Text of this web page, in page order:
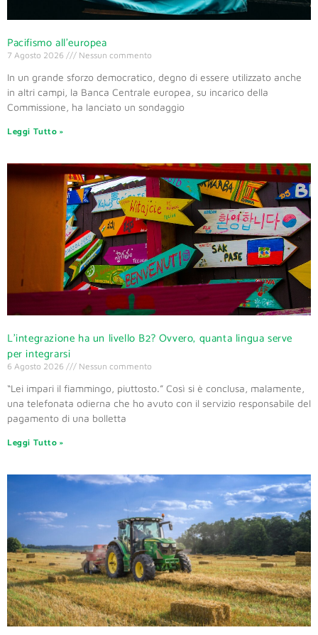
Pacifismo all’europea
7 Agosto 2026 Nessun commento
In un grande sforzo democratico, degno di essere utilizzato anche
in altri campi, la Banca Centrale europea, su incarico della
Commissione, ha lanciato un sondaggio
Leggi Tutto »
L’integrazione ha un livello B2? Ovvero, quanta lingua serve
per integrarsi
6 Agosto 2026 Nessun commento
“Lei impari il fiammingo, piuttosto.” Così si è conclusa, malamente,
una telefonata odierna che ho avuto con il servizio responsabile del
pagamento di una bolletta
Leggi Tutto »